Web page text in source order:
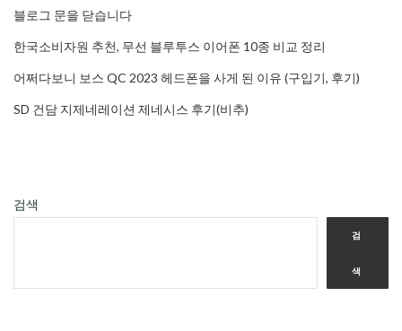
블로그 문을 닫습니다
한국소비자원 추천, 무선 블루투스 이어폰 10종 비교 정리
어쩌다보니 보스 QC 2023 헤드폰을 사게 된 이유 (구입기, 후기)
SD 건담 지제네레이션 제네시스 후기(비추)
검색
검
색